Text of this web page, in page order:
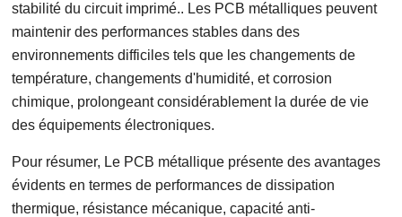
stabilité du circuit imprimé.. Les PCB métalliques peuvent
maintenir des performances stables dans des
environnements difficiles tels que les changements de
température, changements d'humidité, et corrosion
chimique, prolongeant considérablement la durée de vie
des équipements électroniques.
Pour résumer, Le PCB métallique présente des avantages
évidents en termes de performances de dissipation
thermique, résistance mécanique, capacité anti-